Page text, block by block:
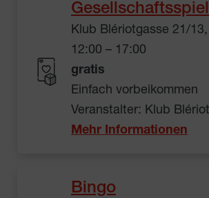
Klub Blériotgasse 21/
12:00 – 17:00
gratis
Einfach vorbeikommen
Veranstalter: Klub
Mehr Informationen
Bingo